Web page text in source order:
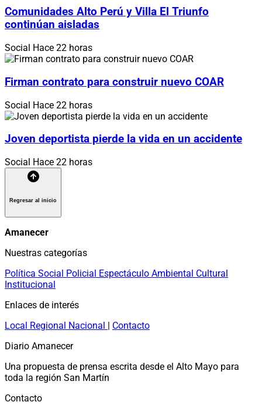
Comunidades Alto Perú y Villa El Triunfo
continúan aisladas
Social Hace 22 horas
Firman contrato para construir nuevo COAR
Social Hace 22 horas
Joven deportista pierde la vida en un accidente
Social Hace 22 horas
Regresar al inicio
Amanecer
Nuestras categorías
Política Social Policial Espectáculo Ambiental Cultural
Institucional
Enlaces de interés
Local Regional Nacional | Contacto
Diario Amanecer
Una propuesta de prensa escrita desde el Alto Mayo para
toda la región San Martín
Contacto